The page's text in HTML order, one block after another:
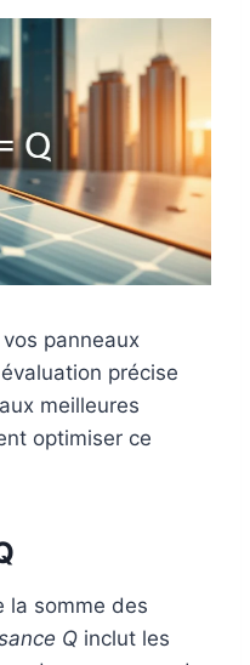
panneaux
précise
meilleures
optimiser ce
la somme des
Q inclut les